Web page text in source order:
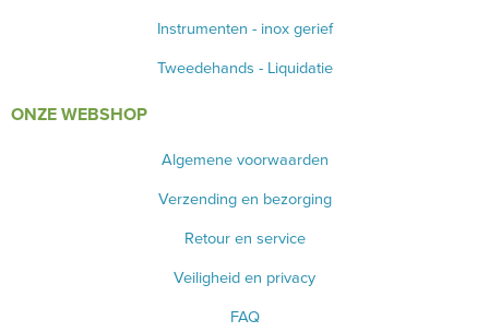
Instrumenten - inox gerief
Tweedehands - Liquidatie
ONZE WEBSHOP
Algemene voorwaarden
Verzending en bezorging
Retour en service
Veiligheid en privacy
FAQ